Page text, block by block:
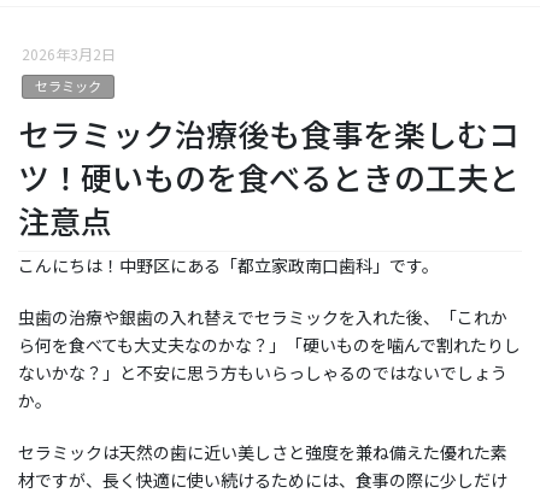
2026年3月2日
セラミック
セラミック治療後も食事を楽しむコ
ツ！硬いものを食べるときの工夫と
注意点
こんにちは！中野区にある「都立家政南口歯科」です。
虫歯の治療や銀歯の入れ替えでセラミックを入れた後、「これか
ら何を食べても大丈夫なのかな？」「硬いものを噛んで割れたりし
ないかな？」と不安に思う方もいらっしゃるのではないでしょう
か。
セラミックは天然の歯に近い美しさと強度を兼ね備えた優れた素
材ですが、長く快適に使い続けるためには、食事の際に少しだけ